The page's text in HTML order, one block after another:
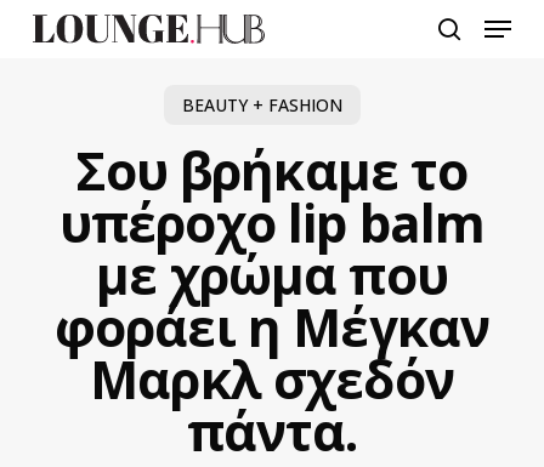
Menu
BEAUTY + FASHION
Σου βρήκαμε το
υπέροχο lip balm
με χρώμα που
φοράει η Μέγκαν
Μαρκλ σχεδόν
πάντα.